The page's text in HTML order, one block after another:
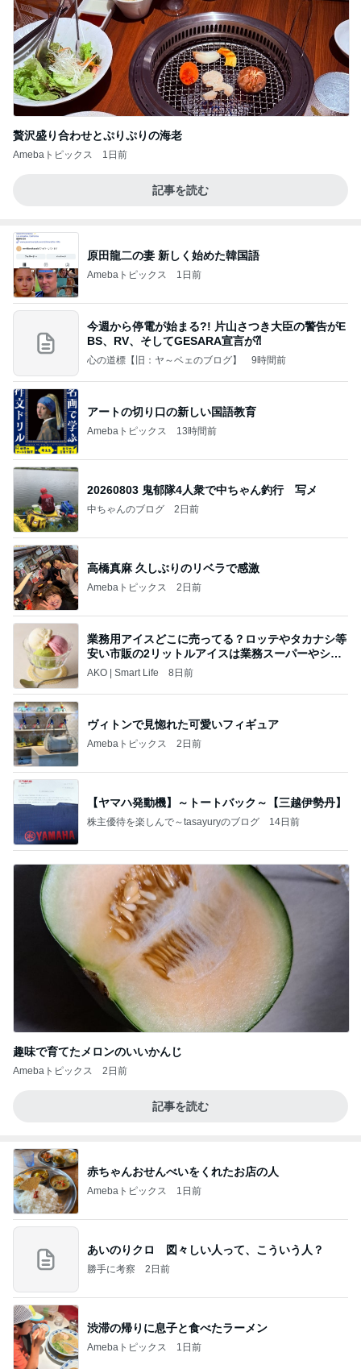
贅沢盛り合わせとぷりぷりの海老
Amebaトピックス 1日前
記事を読む
原田龍二の妻 新しく始めた韓国語
Amebaトピックス 1日前
今週から停電が始まる?! 片山さつき大臣の警告がE
BS、RV、そしてGESARA宣言が⁈
心の道標【旧：ヤ～ベェのブログ】 9時間前
アートの切り口の新しい国語教育
Amebaトピックス 13時間前
20260803 鬼郁隊4人衆で中ちゃん釣行 写メ
中ちゃんのブログ 2日前
高橋真麻 久しぶりのリベラで感激
Amebaトピックス 2日前
業務用アイスどこに売ってる？ロッテやタカナシ等
安い市販の2リットルアイスは業務スーパーやシャ
トレ
AKO | Smart Life 8日前
ヴィトンで見惚れた可愛いフィギュア
Amebaトピックス 2日前
【ヤマハ発動機】～トートバック～【三越伊勢丹】
株主優待を楽しんで～tasayuryのブログ 14日前
趣味で育てたメロンのいいかんじ
Amebaトピックス 2日前
記事を読む
赤ちゃんおせんべいをくれたお店の人
Amebaトピックス 1日前
あいのりクロ 図々しい人って、こういう人？
勝手に考察 2日前
渋滞の帰りに息子と食べたラーメン
Amebaトピックス 1日前